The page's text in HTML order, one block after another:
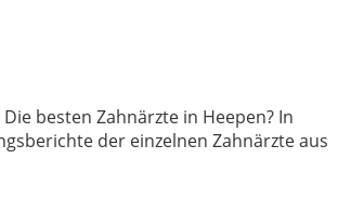
besten Zahnärzte in Heepen? In
der einzelnen Zahnärzte aus